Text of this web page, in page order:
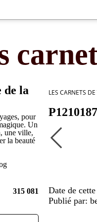
de la
pour
Un
une ville,
la beauté
315 081
LES CARNETS
P1210187
Date de
Publié par: